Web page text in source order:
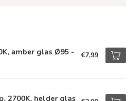
amber glas Ø95 - €7,99
2700K, helder glas